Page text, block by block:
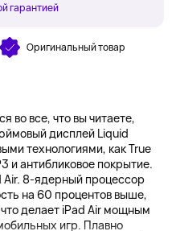
гарантией
Оригинальный товар
во все, что вы читаете,
дисплей Liquid
технологиями, как True
и антибликовое покрытие.
Air. 8-ядерный процессор
на 60 процентов выше,
делает iPad Air мощным
игр. Плавно